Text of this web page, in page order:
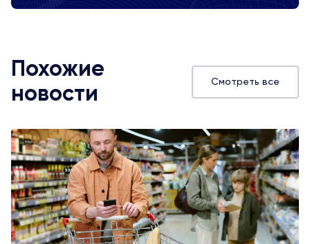
Похожие
новости
Смотреть все